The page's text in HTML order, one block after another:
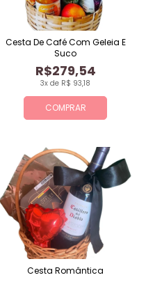
COMPRAR
3x de R$ 93,18
R$279,54
Cesta De Café Com Geleia E
Suco
Cesta Romântica